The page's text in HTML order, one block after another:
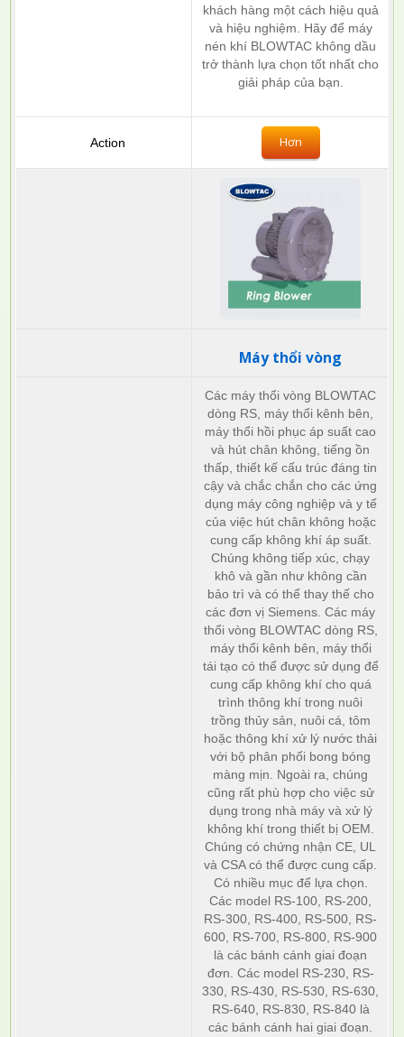
khách hàng một cách hiệu quả
và hiệu nghiệm. Hãy để máy
nén khí BLOWTAC không dầu
trở thành lựa chọn tốt nhất cho
giải pháp của bạn.
Hơn
Máy thổi vòng
Các máy thổi vòng BLOWTAC
dòng RS, máy thổi kênh bên,
máy thổi hồi phục áp suất cao
và hút chân không, tiếng ồn
thấp, thiết kế cấu trúc đáng tin
cậy và chắc chắn cho các ứng
dụng máy công nghiệp và y tế
của việc hút chân không hoặc
cung cấp không khí áp suất.
Chúng không tiếp xúc, chạy
khô và gần như không cần
bảo trì và có thể thay thế cho
các đơn vị Siemens. Các máy
thổi vòng BLOWTAC dòng RS,
máy thổi kênh bên, máy thổi
tái tạo có thể được sử dụng để
cung cấp không khí cho quá
trình thông khí trong nuôi
trồng thủy sản, nuôi cá, tôm
hoặc thông khí xử lý nước thải
với bộ phân phối bong bóng
màng mịn. Ngoài ra, chúng
cũng rất phù hợp cho việc sử
dụng trong nhà máy và xử lý
không khí trong thiết bị OEM.
Chúng có chứng nhận CE, UL
và CSA có thể được cung cấp.
Có nhiều mục để lựa chọn.
Các model RS-100, RS-200,
RS-300, RS-400, RS-500, RS-
600, RS-700, RS-800, RS-900
là các bánh cánh giai đoạn
đơn. Các model RS-230, RS-
330, RS-430, RS-530, RS-630,
RS-640, RS-830, RS-840 là
các bánh cánh hai giai đoạn.